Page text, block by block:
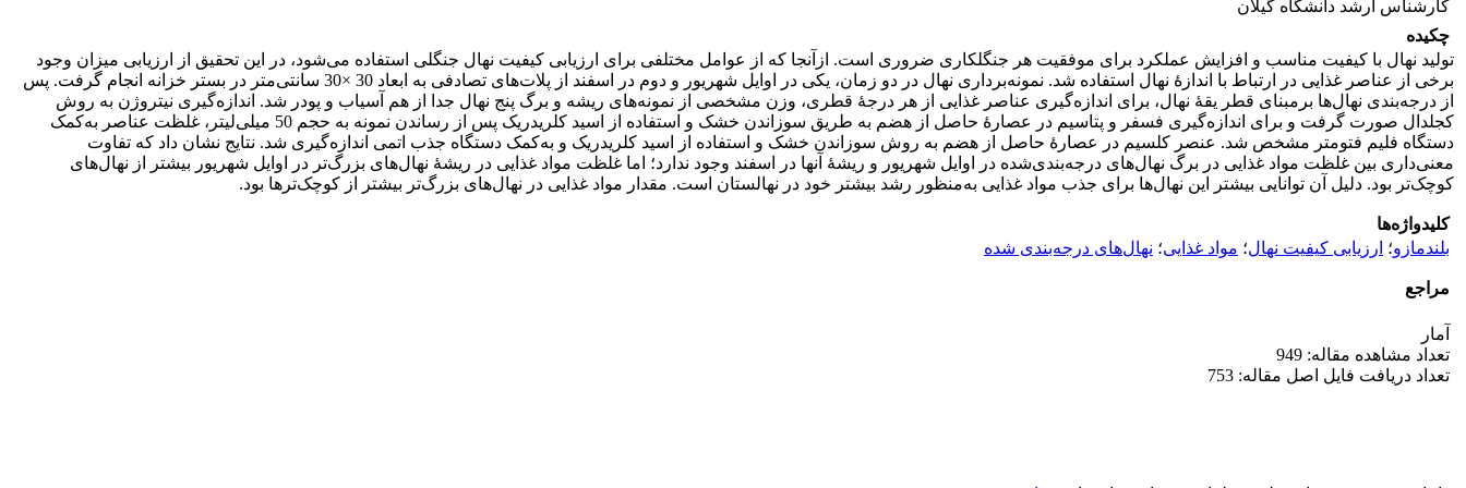
کارشناس ارشد دانشگاه گیلان
چکیده
تولید نهال با کیفیت مناسب و افزایش عملکرد برای موفقیت هر جنگلکاری ضروری است. ازآنجا که از عوامل مختلفی برای ارزیابی کیفیت نهال جنگلی استفاده می‌شود، در این تحقیق از ارزیابی میزان وجود
برخی از عناصر غذایی در ارتباط با اندازۀ نهال استفاده شد. نمونه‌برداری نهال در دو زمان، یکی در اوایل شهریور و دوم در اسفند از پلات‌های تصادفی به ابعاد 30 ×30 سانتی‌متر در بستر خزانه انجام گرفت. پس
از درجه‌بندی نهال‌ها برمبنای قطر یقۀ نهال، برای اندازه‌گیری عناصر غذایی از هر درجۀ قطری، وزن مشخصی از نمونه‌های ریشه و برگ پنج نهال جدا از هم آسیاب و پودر شد. اندازه‌گیری نیتروژن به روش
کجلدال صورت گرفت و برای اندازه‌گیری فسفر و پتاسیم در عصارۀ حاصل از هضم به طریق سوزاندن خشک و استفاده از اسید کلریدریک پس از رساندن نمونه به حجم 50 میلی‌لیتر، غلظت عناصر به‌کمک
دستگاه فلیم فتومتر مشخص شد. عنصر کلسیم در عصارۀ حاصل از هضم به روش سوزاندن خشک و استفاده از اسید کلریدریک و به‌کمک دستگاه جذب اتمی اندازه‌گیری شد. نتایج نشان داد که تفاوت
معنی‌داری بین غلظت مواد غذایی در برگ‌ نهال‌های درجه‌بندی‌شده در اوایل شهریور و ریشۀ آنها در اسفند وجود ندارد؛ اما غلظت مواد غذایی در ریشۀ نهال‌های بزرگ‌تر در اوایل شهریور بیشتر از نهال‌های
کوچک‌تر بود. دلیل آن توانایی بیشتر این نهال‌ها برای جذب مواد غذایی به‌منظور رشد بیشتر خود در نهالستان است. مقدار مواد غذایی در نهال‌های بزرگ‌تر بیشتر از کوچک‌ترها بود.
کلیدواژه‌ها
بلند‌مازو؛ ارزیابی کیفیت نهال؛ مواد غذایی؛ نهال‌های درجه‌بندی شده
مراجع
آمار
تعداد مشاهده مقاله: 949
تعداد دریافت فایل اصل مقاله: 753